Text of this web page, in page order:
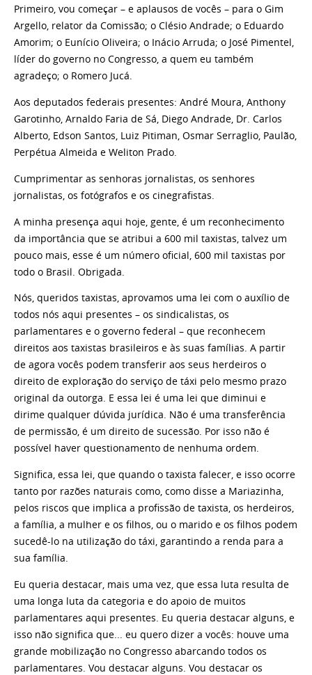
Primeiro, vou começar – e aplausos de vocês – para o Gim
Argello, relator da Comissão; o Clésio Andrade; o Eduardo
Amorim; o Eunício Oliveira; o Inácio Arruda; o José Pimentel,
líder do governo no Congresso, a quem eu também
agradeço; o Romero Jucá.
Aos deputados federais presentes: André Moura, Anthony
Garotinho, Arnaldo Faria de Sá, Diego Andrade, Dr. Carlos
Alberto, Edson Santos, Luiz Pitiman, Osmar Serraglio, Paulão,
Perpétua Almeida e Weliton Prado.
Cumprimentar as senhoras jornalistas, os senhores
jornalistas, os fotógrafos e os cinegrafistas.
A minha presença aqui hoje, gente, é um reconhecimento
da importância que se atribui a 600 mil taxistas, talvez um
pouco mais, esse é um número oficial, 600 mil taxistas por
todo o Brasil. Obrigada.
Nós, queridos taxistas, aprovamos uma lei com o auxílio de
todos nós aqui presentes – os sindicalistas, os
parlamentares e o governo federal – que reconhecem
direitos aos taxistas brasileiros e às suas famílias. A partir
de agora vocês podem transferir aos seus herdeiros o
direito de exploração do serviço de táxi pelo mesmo prazo
original da outorga. E essa lei é uma lei que diminui e
dirime qualquer dúvida jurídica. Não é uma transferência
de permissão, é um direito de sucessão. Por isso não é
possível haver questionamento de nenhuma ordem.
Significa, essa lei, que quando o taxista falecer, e isso ocorre
tanto por razões naturais como, como disse a Mariazinha,
pelos riscos que implica a profissão de taxista, os herdeiros,
a família, a mulher e os filhos, ou o marido e os filhos podem
sucedê-lo na utilização do táxi, garantindo a renda para a
sua família.
Eu queria destacar, mais uma vez, que essa luta resulta de
uma longa luta da categoria e do apoio de muitos
parlamentares aqui presentes. Eu queria destacar alguns, e
isso não significa que... eu quero dizer a vocês: houve uma
grande mobilização no Congresso abarcando todos os
parlamentares. Vou destacar alguns. Vou destacar os